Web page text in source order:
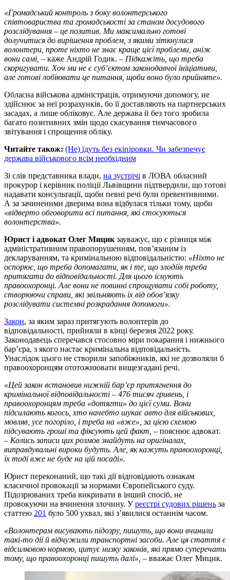
«Громадський контроль з боку волонтерського
співтовариства та громадськості за станом досудового
розслідування – це позитив. Ми максимально готові
долучитися до вирішення проблем, з якими зіткнулися
волонтери, проте ніхто не знає краще цієї проблеми, аніж
вони самі, – каже Андрій Годик. – Підкажіть, що треба
скоригувати. Хоч ми не є суб’єктом законодавчої ініціативи,
але готові лобіювати це питання, щоби воно було прийняте».
Обласна військова адміністрація, отримуючи допомогу, не
здійснює за неї розрахунків, бо її доставляють на партнерських
засадах, а лише обліковує. Але держава й без того зробила
багато позитивних змін щодо скасування тимчасового
звітування і спрощення обліку.
Читайте також: (Не) їдуть без екіпіровки. Чи забезпечує
держава військового всім необхідним
Зі слів представника влади, на зустрічі в ЛОВА обласний
прокурор і керівник поліції Львівщини підтвердили, що готові
надавати консультації, щоби певні речі були превентивними.
А за зачиненими дверима вона відбулася тільки тому, щоби
«відверто обговорити всі питання, які стосуються
волонтерства».
Юрист і адвокат Олег Мицик зауважує, що є різниця між
адміністративним правопорушенням, пов’язаним із
декларуванням, та кримінальною відповідальністю: «Ніхто не
оспорює, що треба допомагати, як і те, що злодіїв треба
притягати до відповідальності. Для цього існують
правоохоронці. Але вони не повинні спрощувати собі роботу,
створюючи справи, які звільняють їх від обов’язку
розслідувати системні розкрадання допомоги».
Закон, за яким зараз притягують волонтерів до
відповідальності, прийняли в кінці березня 2022 року.
Законодавець сперечався стосовно міри покарання і нижнього
бар’єра, з якого настає кримінальна відповідальність.
Унаслідок цього не створили запобіжників, які не дозволяли б
правоохоронцям ототожнювати вищезгадані речі.
«Цей закон встановив нижній бар’єр притягнення до
кримінальної відповідальності – 476 тисяч гривень, і
правоохоронцям треба «дотягти» до цієї суми. Вони
підсилають когось, хто начебто шукає авто для військових,
мовляв, усе погоріло, і треба на «вже», за цією схемою
підсувають гроші та фіксують цей факт, – пояснює адвокат.
– Колись записи цих розмов знайдуть на оригіналах,
виправдувальні вироки будуть. Але, як кажуть правоохоронці,
їх тоді вже не буде на цій посаді».
Юрист переконаний, що такі дії відповідають ознакам
класичної провокації за нормами Європейського суду.
Підозрюваних треба викривати в інший спосіб, не
провокуючи на вчинення злочину. Уреєстрі судових рішень за
статтею 201 було 500 ухвал, які з’явилися останнім часом.
«Волонтерам висувають підозру, пишуть, що вони вчинили
такі-то дії й відчужили транспортні засоби. Але ця стаття є
відсилковою нормою, цитує низку законів, які прямо суперечать
тому, що правоохоронці пишуть далі», – вважає Олег Мицик.